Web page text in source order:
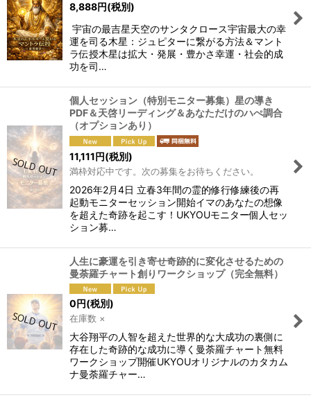
8,888円(税別)
宇宙の最吉星天空のサンタクロース宇宙最大の幸
運を司る木星：ジュピターに繋がる方法＆マント
ラ伝授木星は拡大・発展・豊かさ幸運・社会的成
功を司…
個人セッション（特別モニター募集）星の導き
PDF＆天啓リーディング＆あなただけのハぺ調合
（オプションあり）
11,111円(税別)
満枠対応中です。次の募集をお待ちください。
2026年2月4日 立春3年間の霊的修行修練後の再
起動モニターセッション開始イマのあなたの想像
を超えた奇跡を起こす！UKYOUモニター個人セッ
ション募…
人生に豪運を引き寄せ奇跡的に変化させるための
曼荼羅チャート創りワークショップ（完全無料）
0円(税別)
在庫数 ×
大谷翔平の人智を超えた世界的な大成功の裏側に
存在した奇跡的な成功に導く曼荼羅チャート無料
ワークショップ開催UKYOUオリジナルのカタカム
ナ曼荼羅チャー…